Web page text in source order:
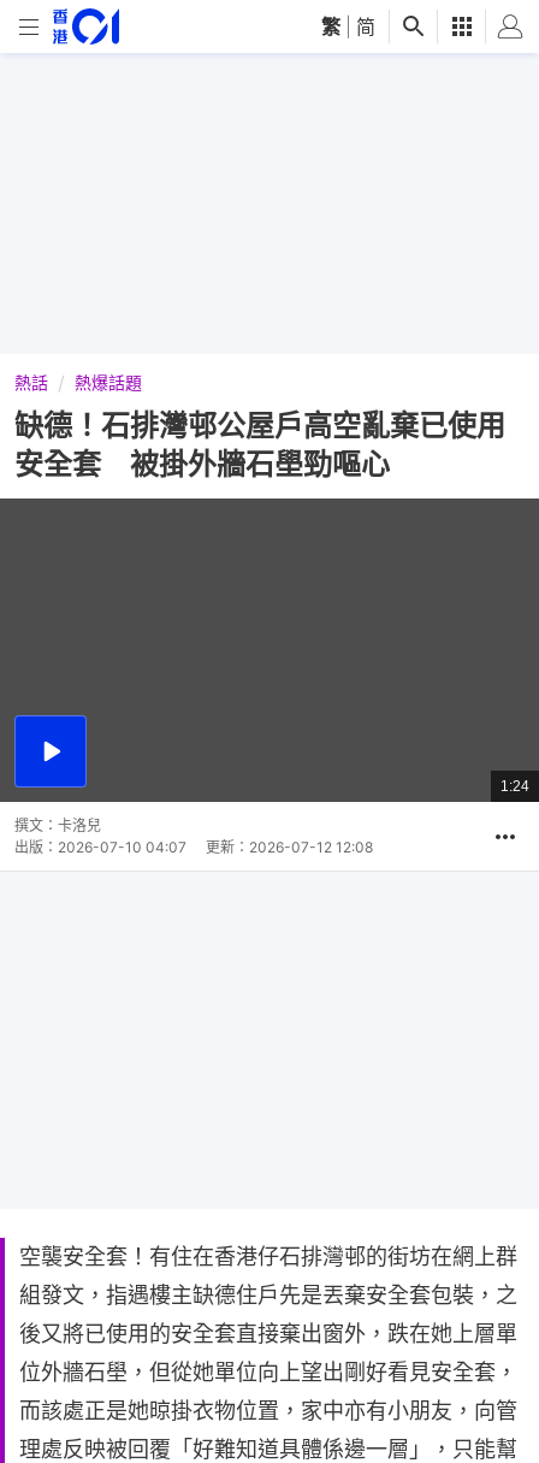
繁 简
熱話 熱爆話題
缺德！石排灣邨公屋戶高空亂棄已使用
安全套 被掛外牆石壆勁嘔心
播
總
共
1:24
撰文： 卡洛兒
出版： 2026-07-10 04:07 更新： 2026-07-12 12:08
空襲安全套！有住在香港仔石排灣邨的街坊在網上群
組發文，指遇樓主缺德住戶先是丟棄安全套包裝，之
後又將已使用的安全套直接棄出窗外，跌在她上層單
位外牆石壆，但從她單位向上望出剛好看見安全套，
而該處正是她晾掛衣物位置，家中亦有小朋友，向管
理處反映被回覆「好難知道具體係邊一層」，只能幫